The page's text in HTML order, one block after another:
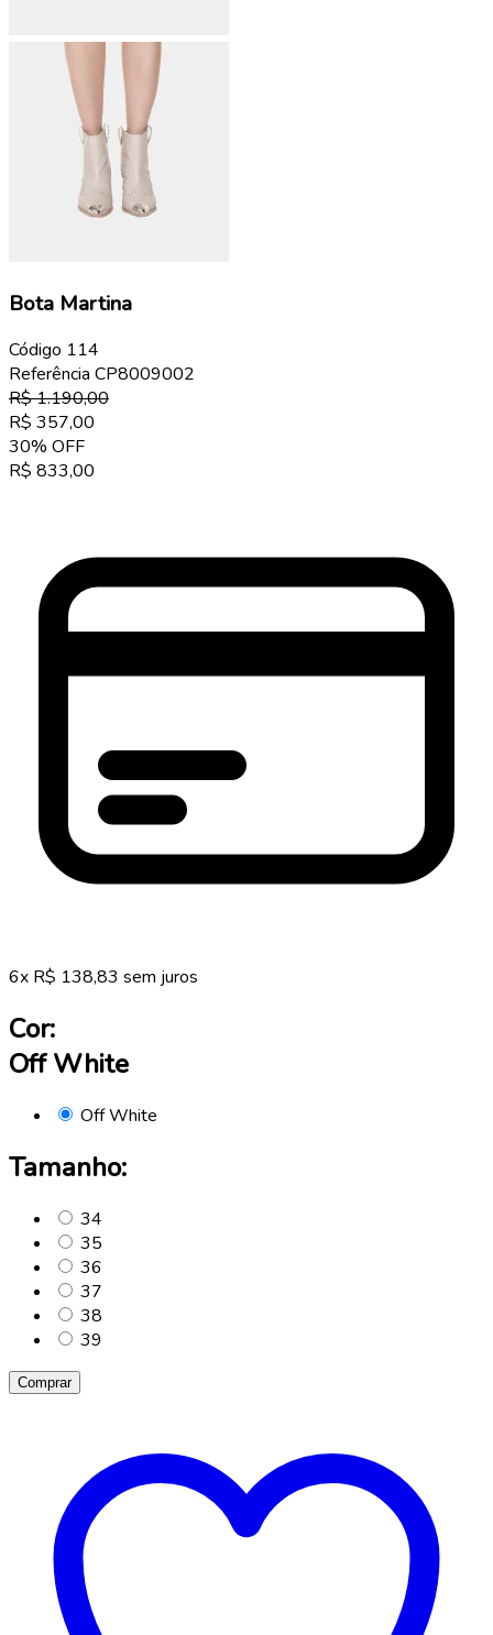
Bota Martina
Código 114
Referência CP8009002
R$1.190,00
R$ 357,00
30% OFF
R$ 833,00
6x R$ 138,83 sem juros
Cor:
Off White
Off White
Tamanho:
34
35
36
37
38
39
Comprar